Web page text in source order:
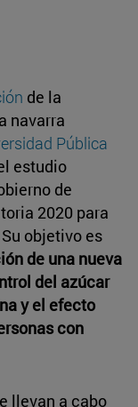
de la
navarra
Pública
estudio
de
2020 para
objetivo es
de una nueva
del azúcar
y el efecto
con
llevan a cabo